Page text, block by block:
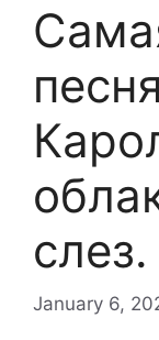
слез.
January 6,